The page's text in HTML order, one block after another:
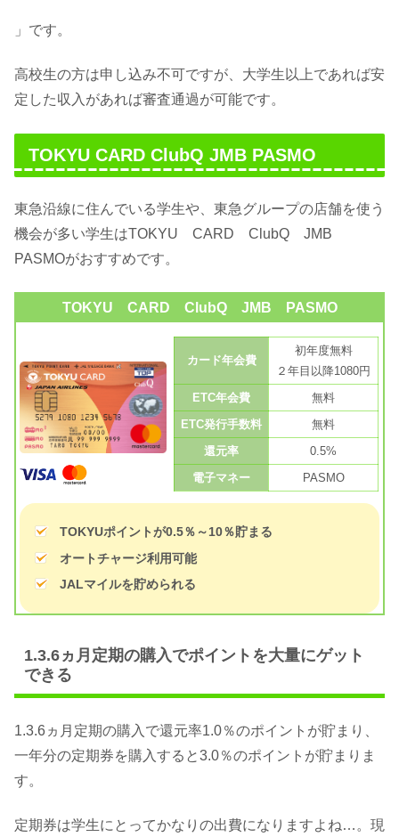
」です。
高校生の方は申し込み不可ですが、大学生以上であれば安
定した収入があれば審査通過が可能です。
TOKYU CARD ClubQ JMB PASMO
東急沿線に住んでいる学生や、東急グループの店舗を使う
機会が多い学生はTOKYU CARD ClubQ JMB
PASMOがおすすめです。
TOKYU CARD ClubQ JMB PASMO
カード年会費
初年度無料
２年目以降1080円
ETC年会費
無料
ETC発行手数料
無料
還元率
0.5%
電子マネー
PASMO
TOKYUポイントが0.5％～10％貯まる
オートチャージ利用可能
JALマイルを貯められる
1.3.6ヵ月定期の購入でポイントを大量にゲット
できる
1.3.6ヵ月定期の購入で還元率1.0％のポイントが貯まり、
一年分の定期券を購入すると3.0％のポイントが貯まりま
す。
定期券は学生にとってかなりの出費になりますよね…。現